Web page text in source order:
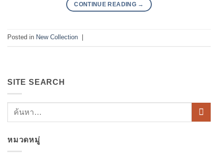
CONTINUE READING →
Posted in New Collection
SITE SEARCH
หมวดหมู่